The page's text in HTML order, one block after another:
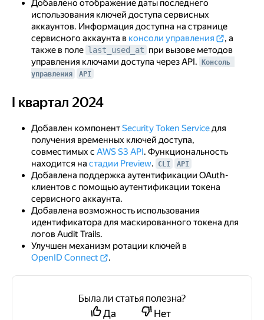
Добавлено отображение даты последнего
использования ключей доступа сервисных
аккаунтов. Информация доступна на странице
сервисного аккаунта в консоли управления
, а
также в поле last_used_at при вызове методов
управления ключами доступа через API.
Консоль
управления
API
I квартал 2024
I квартал 2024
Добавлен компонентSecurity Token Serviceдля
получения временных ключей доступа,
совместимых с AWS S3 API. Функциональность
находится на стадии Preview. CLI API
Добавлена поддержка аутентификации OAuth-
клиентов с помощью аутентификации токена
сервисного аккаунта.
Добавлена возможность использования
идентификатора для маскированного токена для
логов Audit Trails.
Улучшен механизм ротации ключей в
OpenID Connect
.
Была ли статья полезна?
Да
Нет